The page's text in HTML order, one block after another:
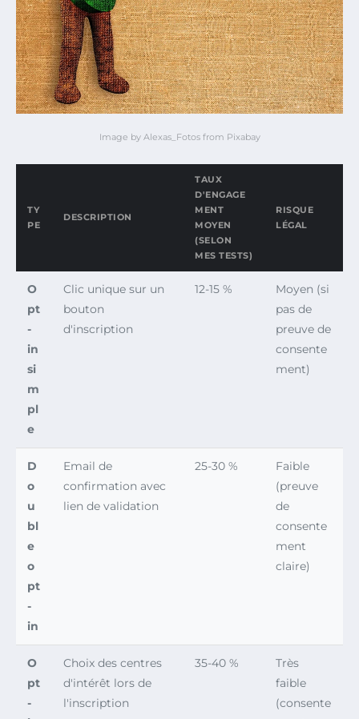
Image by Alexas_Fotos from Pixabay
TY
PE
DESCRIPTION
TAUX
D'ENGAGE
MENT
MOYEN
(SELON
MES TESTS)
RISQUE
LÉGAL
O
pt
-
in
si
m
pl
e
Clic unique sur un
bouton
d'inscription
12-15 %
Moyen (si
pas de
preuve de
consente
ment)
D
o
u
bl
e
o
pt
-
in
Email de
confirmation avec
lien de validation
25-30 %
Faible
(preuve
de
consente
ment
claire)
O
pt
-
Choix des centres
d'intérêt lors de
l'inscription
35-40 %
Très
faible
(consente